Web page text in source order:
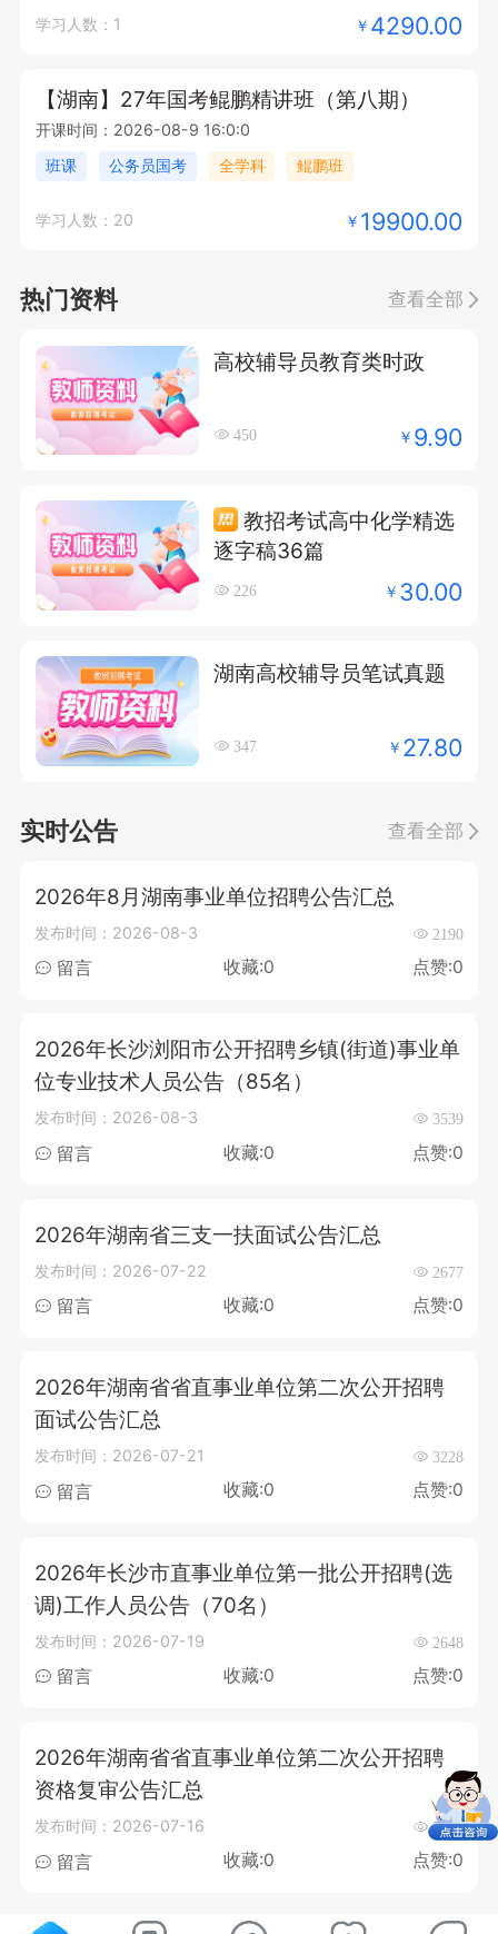
学习人数：1 ￥ 4290.00
【湖南】27年国考鲲鹏精讲班（第八期）
开课时间：2026-08-9 16:0:0
班课 公务员国考 全学科 鲲鹏班
学习人数：20 ￥ 19900.00
热门资料 查看全部
高校辅导员教育类时政
450 ￥ 9.90
教招考试高中化学精选
逐字稿36篇
226 ￥ 30.00
湖南高校辅导员笔试真题
347 ￥ 27.80
实时公告 查看全部
2026年8月湖南事业单位招聘公告汇总
发布时间：2026-08-3 2190
留言 收藏:0 点赞:0
2026年长沙浏阳市公开招聘乡镇(街道)事业单
位专业技术人员公告（85名）
发布时间：2026-08-3 3539
留言 收藏:0 点赞:0
2026年湖南省三支一扶面试公告汇总
发布时间：2026-07-22 2677
留言 收藏:0 点赞:0
2026年湖南省省直事业单位第二次公开招聘
面试公告汇总
发布时间：2026-07-21 3228
留言 收藏:0 点赞:0
2026年长沙市直事业单位第一批公开招聘(选
调)工作人员公告（70名）
发布时间：2026-07-19 2648
留言 收藏:0 点赞:0
2026年湖南省省直事业单位第二次公开招聘
资格复审公告汇总
发布时间：2026-07-16 5171
留言 收藏:0 点赞:0